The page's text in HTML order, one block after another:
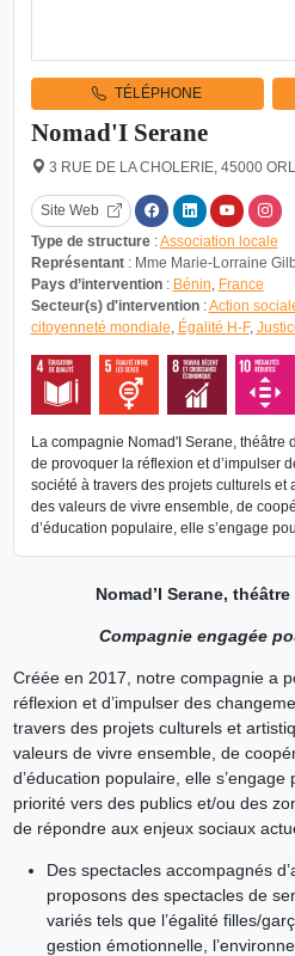
TÉLÉPHONE
Nomad'I Serane
3 RUE DE LA CHOLERIE, 45000
Site Web
Type de structure:Association locale
Représentant: Mme Marie-Lorraine
Pays d’intervention: Bénin, France
Secteur(s) d'intervention:Action
citoyenneté mondiale, Égalité H-F,
La compagnie Nomad'I Serane, théâtre
de provoquer la réflexion et d’impulser
société à travers des projets culturels et
des valeurs de vivre ensemble, de
d’éducation populaire, elle s’engage
Nomad’I Serane,
Compagnie engagée
Créée en 2017, notre compagnie a
réflexion et d’impulser des
travers des projets culturels et
valeurs de vivre ensemble, de
d’éducation populaire, elle s’engage
priorité vers des publics et/ou des
de répondre aux enjeux sociaux
Des spectacles accompagnés
proposons des spectacles de
variés tels que l’égalité filles/
gestion émotionnelle,